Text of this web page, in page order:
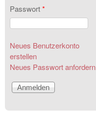
Passwort*
Neues Benutzerkonto
erstellen
Neues Passwort anfordern